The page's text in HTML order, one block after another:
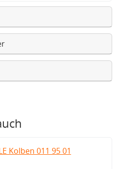
Kolben 011 95 01